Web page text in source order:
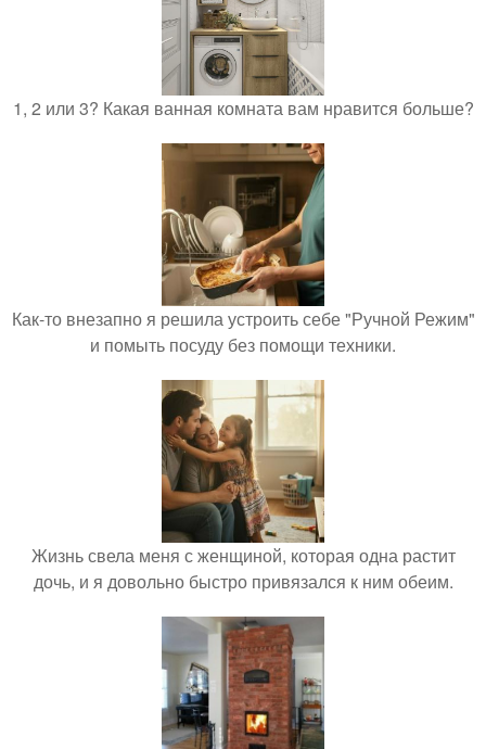
1, 2 или 3? Какая ванная комната вам нравится больше?
Как-то внезапно я решила устроить себе "Ручной Режим"
и помыть посуду без помощи техники.
Жизнь свела меня с женщиной, которая одна растит
дочь, и я довольно быстро привязался к ним обеим.